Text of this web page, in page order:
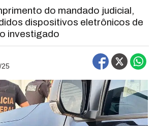
do mandado judicial,
dispositivos eletrônicos de
investigado
25